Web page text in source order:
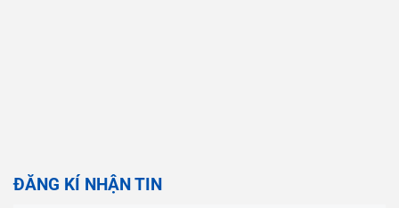
ĐĂNG KÍ NHẬN TIN